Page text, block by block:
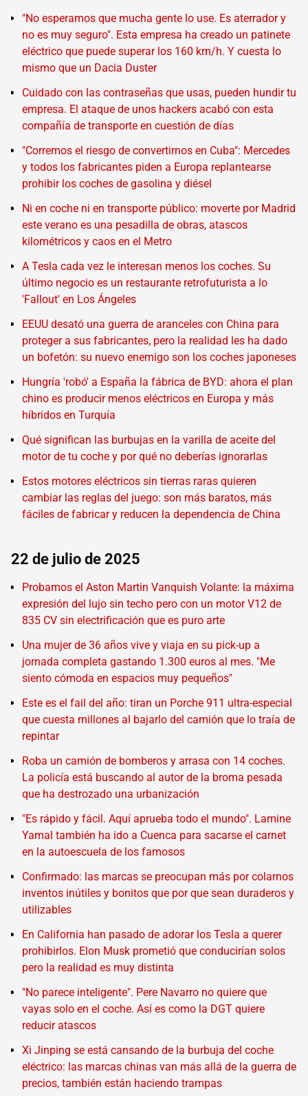
"No esperamos que mucha gente lo use. Es aterrador y
no es muy seguro". Esta empresa ha creado un patinete
eléctrico que puede superar los 160 km/h. Y cuesta lo
mismo que un Dacia Duster
Cuidado con las contraseñas que usas, pueden hundir tu
empresa. El ataque de unos hackers acabó con esta
compañía de transporte en cuestión de días
"Corremos el riesgo de convertirnos en Cuba": Mercedes
y todos los fabricantes piden a Europa replantearse
prohibir los coches de gasolina y diésel
Ni en coche ni en transporte público: moverte por Madrid
este verano es una pesadilla de obras, atascos
kilométricos y caos en el Metro
A Tesla cada vez le interesan menos los coches. Su
último negocio es un restaurante retrofuturista a lo
'Fallout' en Los Ángeles
EEUU desató una guerra de aranceles con China para
proteger a sus fabricantes, pero la realidad les ha dado
un bofetón: su nuevo enemigo son los coches japoneses
Hungría 'robó' a España la fábrica de BYD: ahora el plan
chino es producir menos eléctricos en Europa y más
híbridos en Turquía
Qué significan las burbujas en la varilla de aceite del
motor de tu coche y por qué no deberías ignorarlas
Estos motores eléctricos sin tierras raras quieren
cambiar las reglas del juego: son más baratos, más
fáciles de fabricar y reducen la dependencia de China
22 de julio de 2025
Probamos el Aston Martin Vanquish Volante: la máxima
expresión del lujo sin techo pero con un motor V12 de
835 CV sin electrificación que es puro arte
Una mujer de 36 años vive y viaja en su pick-up a
jornada completa gastando 1.300 euros al mes. "Me
siento cómoda en espacios muy pequeños"
Este es el fail del año: tiran un Porche 911 ultra-especial
que cuesta millones al bajarlo del camión que lo traía de
repintar
Roba un camión de bomberos y arrasa con 14 coches.
La policía está buscando al autor de la broma pesada
que ha destrozado una urbanización
"Es rápido y fácil. Aquí aprueba todo el mundo". Lamine
Yamal también ha ido a Cuenca para sacarse el carnet
en la autoescuela de los famosos
Confirmado: las marcas se preocupan más por colarnos
inventos inútiles y bonitos que por que sean duraderos y
utilizables
En California han pasado de adorar los Tesla a querer
prohibirlos. Elon Musk prometió que conducirían solos
pero la realidad es muy distinta
"No parece inteligente". Pere Navarro no quiere que
vayas solo en el coche. Así es como la DGT quiere
reducir atascos
Xi Jinping se está cansando de la burbuja del coche
eléctrico: las marcas chinas van más allá de la guerra de
precios, también están haciendo trampas